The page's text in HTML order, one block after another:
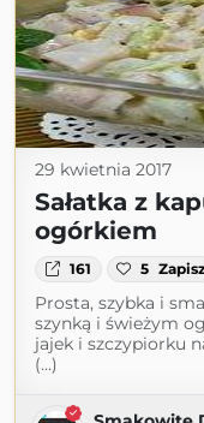
29 kwietnia 2017
Sałatka z
ogórkiem
161 5
Prosta, szybka i
szynką i świeżym
jajek i szczypiorku
(...)